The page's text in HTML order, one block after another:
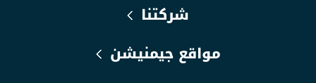
شركتنا
مواقع جيمنيشن